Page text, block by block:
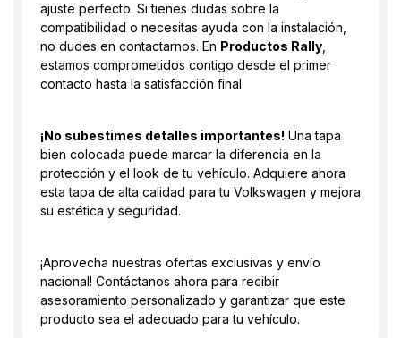
ajuste perfecto. Si tienes dudas sobre la
compatibilidad o necesitas ayuda con la instalación,
no dudes en contactarnos. En Productos Rally
estamos comprometidos contigo desde el primer
contacto hasta la satisfacción final.
¡No subestimes detalles importantes! Una tapa
bien colocada puede marcar la diferencia en la
protección y el look de tu vehículo. Adquiere ahora
esta tapa de alta calidad para tu Volkswagen y mejora
su estética y seguridad.
¡Aprovecha nuestras ofertas exclusivas y envío
nacional! Contáctanos ahora para recibir
asesoramiento personalizado y garantizar que este
producto sea el adecuado para tu vehículo.